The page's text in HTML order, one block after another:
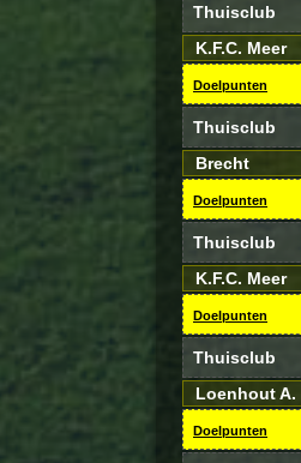
Thuisclub
K.F.C. Meer
Doelpunten
Thuisclub
Brecht
Doelpunten
Thuisclub
K.F.C. Meer
Doelpunten
Thuisclub
Loenhout A.
Doelpunten